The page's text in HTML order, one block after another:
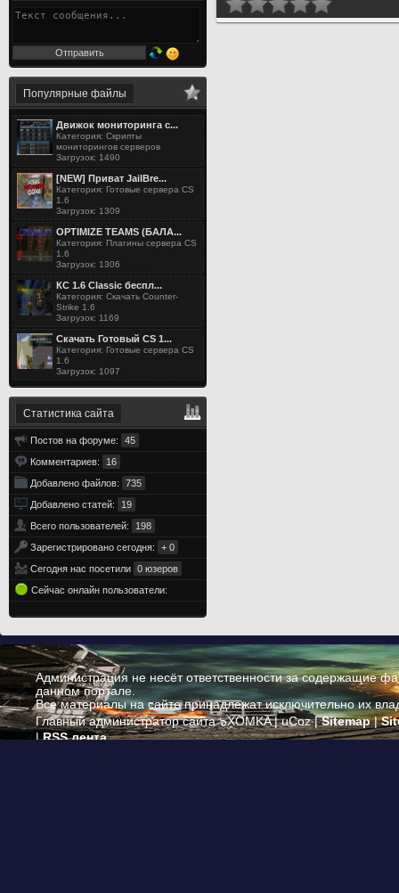
Популярные файлы
Движок мониторинга с...
Категория: Скрипты
мониторингов серверов
Загрузок: 1490
[NEW] Приват JailBre...
Категория: Готовые сервера CS
1.6
Загрузок: 1309
OPTIMIZE TEAMS (БАЛА...
Категория: Плагины сервера CS
1.6
Загрузок: 1306
КС 1.6 Classic беспл...
Категория: Скачать Counter-
Strike 1.6
Загрузок: 1169
Скачать Готовый CS 1...
Категория: Готовые сервера CS
1.6
Загрузок: 1097
Статистика сайта
Постов на форуме:
45
Комментариев:
16
Добавлено файлов:
735
Добавлено статей:
19
Всего пользователей:
198
Зарегистрировано сегодня:
+ 0
Сегодня нас посетили 0 юзеров
Сейчас онлайн пользователи:
Администрация не несёт ответственности за содержащие
данном портале.
Все материалы на сайте принадлежат исключительно их
Главный администратор сайта ๖ۣۜXOMKA |uCoz|Sitemap|
|RSS лента